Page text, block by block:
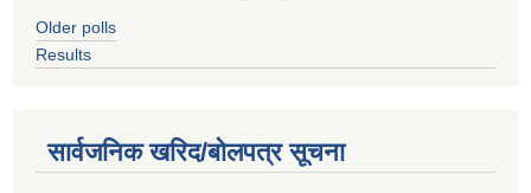
Older polls
Results
सार्वजनिक खरिद/बोलपत्र सूचना